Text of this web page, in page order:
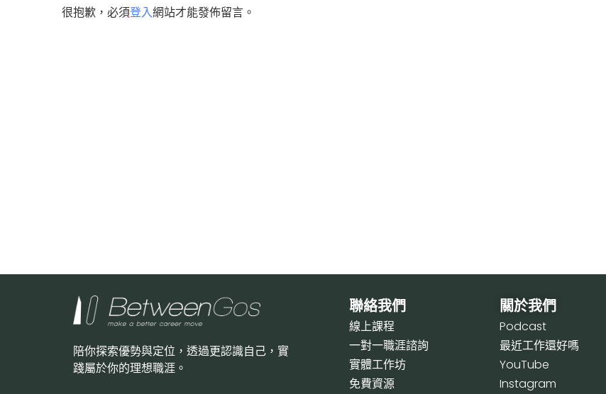
很抱歉，必須登入網站才能發佈留言。
陪你探索優勢與定位，透過更認識自己，實
踐屬於你的理想職涯。
聯絡我們
線上課程
一對一職涯諮詢
實體工作坊
免費資源
關於我們
Podcast
最近工作還好嗎
YouTube
Instagram